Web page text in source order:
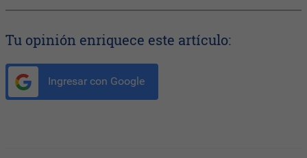
Tu opinión enriquece este artículo:
Ingresar con Google